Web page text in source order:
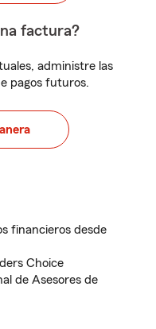
factura?
administre las
pagos futuros.
financieros desde
Choice
de Asesores de